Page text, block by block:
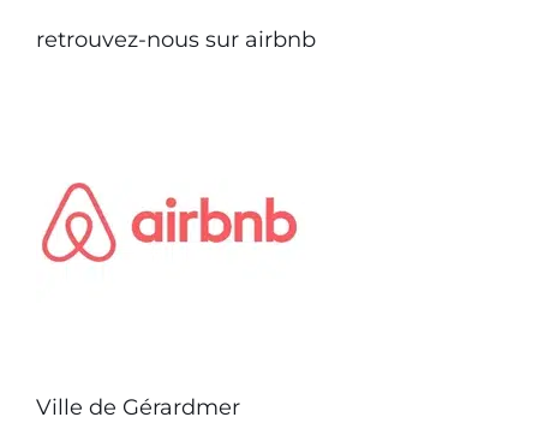
retrouvez-nous sur airbnb
Ville de Gérardmer